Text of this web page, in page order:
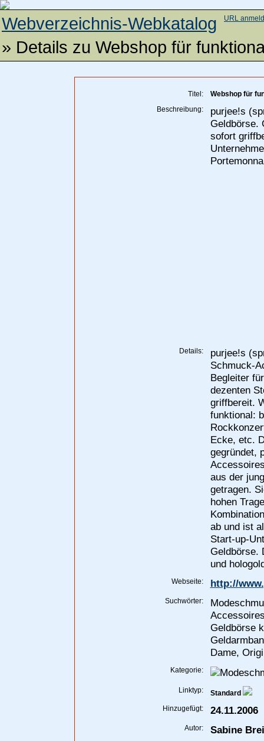
URL
Webverzeichnis-Webkatalog
» Details zu Webshop für
Titel:
Webshop für
Beschreibung:
purjee!s
Geldbörse.
sofort
Details:
purjee!s
Schmuck-
Begleiter
dezenten
griffbereit.
funktional:
Ecke, etc.
gegründet,
aus der
getragen.
hohen
ab und ist
Start-up-
Geldbörse.
und
Webseite: http://
Suchwörter:
Geldbörse
Dame,
Kategorie:
Linktyp:
Standard
Hinzugefügt:
24.11.2006
Autor: Sabine